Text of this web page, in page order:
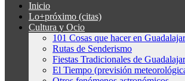
Inicio
Lo+próximo (citas)
Cultura y Ocio
101 Cosas que hacer en
Rutas de Senderismo
Fiestas Tradicionales de
El Tiempo (previsión